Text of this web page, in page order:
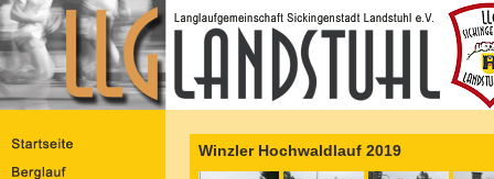
Winzler Hochwaldlauf 2019